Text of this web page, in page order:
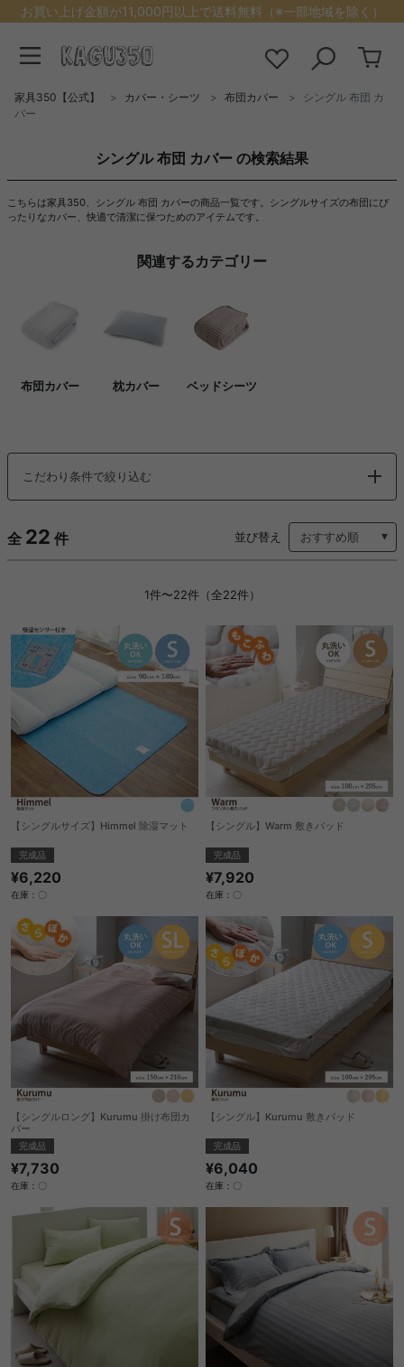
お買い上げ金額が11,000円以上で送料無料（※一部地域を除く）
家具350【公式】 カバー・シーツ 布団カバー
シングル 布団 カ
バー
シングル 布団 カバー の検索結果
こちらは家具350、シングル 布団 カバーの商品一覧です。シングルサイズの布団にぴ
ったりなカバー、快適で清潔に保つためのアイテムです。
関連するカテゴリー
布団カバー 枕カバー ベッドシーツ
こだわり条件で絞り込む
全 22 件 並び替え
1件〜22件（全22件）
【シングルサイズ】Himmel 除湿マット
完成品
¥6,220
在庫：〇
【シングル】Warm 敷きパッド
完成品
¥7,920
在庫：〇
【シングルロング】Kurumu 掛け布団カ
バー
完成品
¥7,730
在庫：〇
【シングル】Kurumu 敷きパッド
完成品
¥6,040
在庫：〇